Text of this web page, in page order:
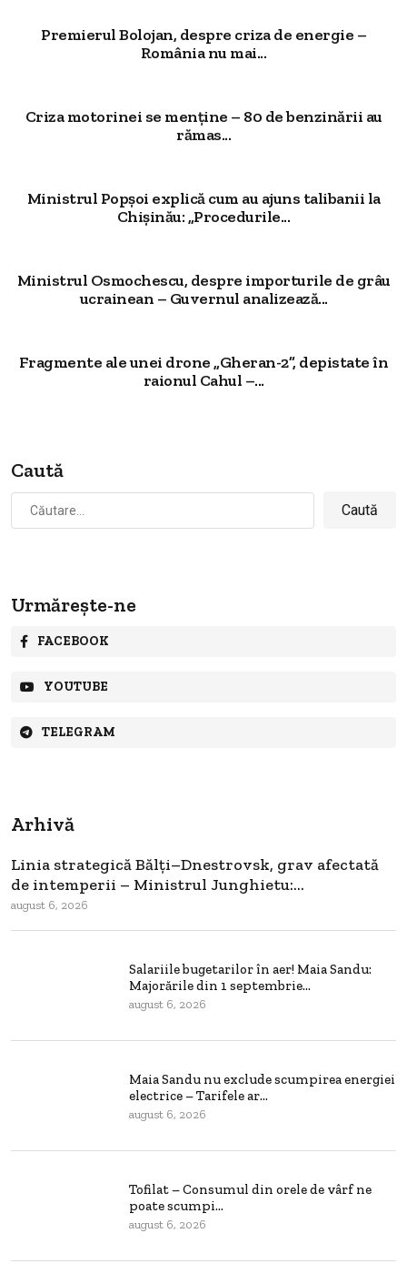
Premierul Bolojan, despre criza de energie –
România nu mai...
Criza motorinei se menține – 80 de benzinării au
rămas...
Ministrul Popșoi explică cum au ajuns talibanii la
Chișinău: „Procedurile...
Ministrul Osmochescu, despre importurile de grâu
ucrainean – Guvernul analizează...
Fragmente ale unei drone „Gheran-2”, depistate în
raionul Cahul –...
Caută
Caută
după:
Urmărește-ne
FACEBOOK
YOUTUBE
TELEGRAM
Arhivă
Linia strategică Bălți–Dnestrovsk, grav afectată
de intemperii – Ministrul Junghietu:...
august 6, 2026
Salariile bugetarilor în aer! Maia Sandu:
Majorările din 1 septembrie...
august 6, 2026
Maia Sandu nu exclude scumpirea energiei
electrice – Tarifele ar...
august 6, 2026
Tofilat – Consumul din orele de vârf ne
poate scumpi...
august 6, 2026